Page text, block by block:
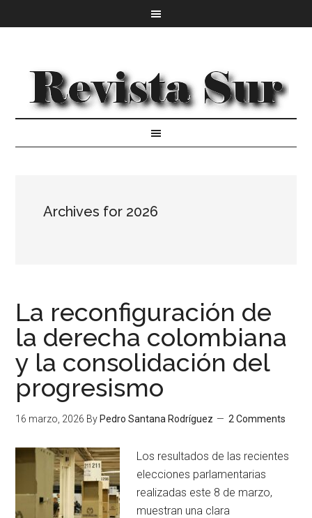
Archives for 2026
La reconfiguración de
la derecha colombiana
y la consolidación del
progresismo
16 marzo, 2026 By Pedro Santana Rodríguez 2 Comments
Los resultados de las recientes
elecciones parlamentarias
realizadas este 8 de marzo,
muestran una clara